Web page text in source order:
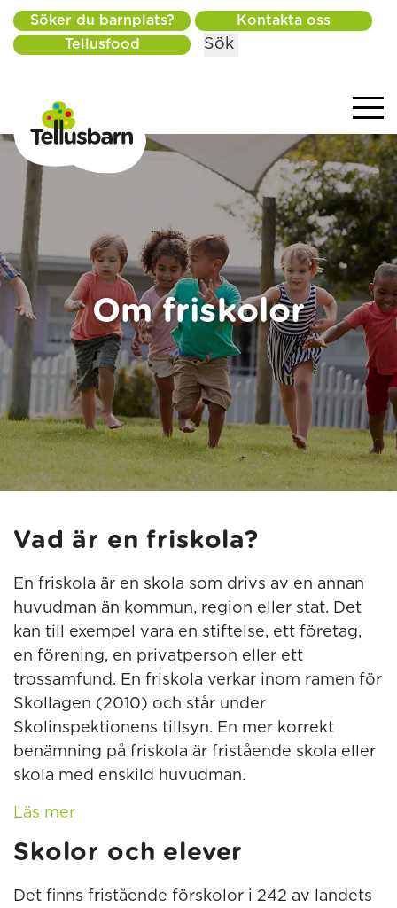
Söker du barnplats?
Kontakta oss
Tellusfood
Sök
Om friskolor
Vad är en friskola?
En friskola är en skola som drivs av en annan
huvudman än kommun, region eller stat. Det
kan till exempel vara en stiftelse, ett företag,
en förening, en privatperson eller ett
trossamfund. En friskola verkar inom ramen för
Skollagen (2010) och står under
Skolinspektionens tillsyn. En mer korrekt
benämning på friskola är fristående skola eller
skola med enskild huvudman.
Läs mer
Skolor och elever
Det finns fristående förskolor i 242 av landets